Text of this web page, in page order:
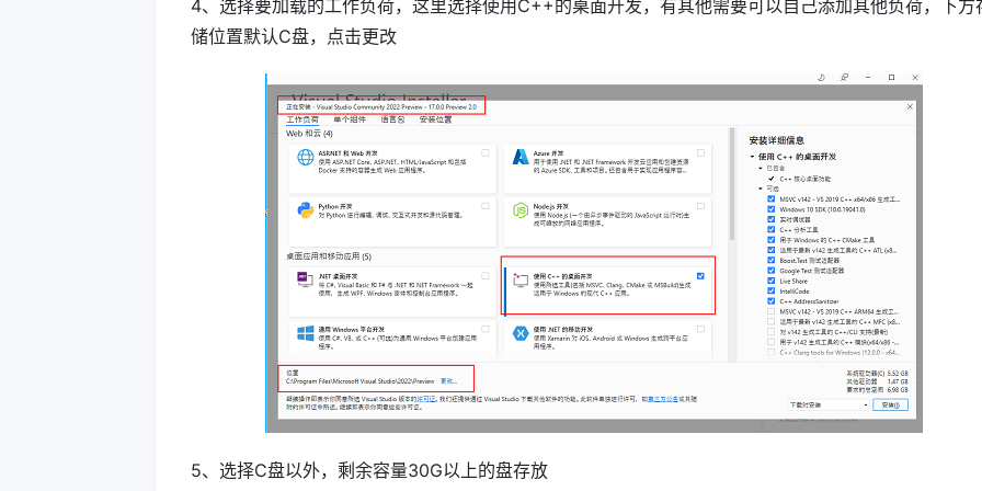
4、选择要加载的工作负荷，这里选择使用C++的桌面开发，有其他需要可以自己添加其他负荷，下方
储位置默认C盘，点击更改
5、选择C盘以外，剩余容量30G以上的盘存放